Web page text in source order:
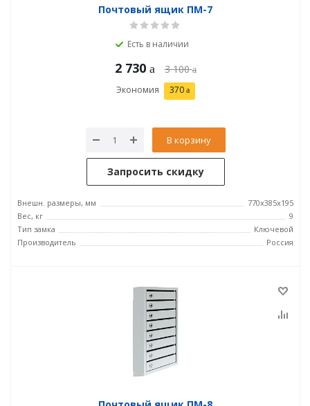
Почтовый ящик ПМ-7
Есть в наличии
2 730 3 100
Экономия 370
В корзину
Запросить скидку
Внешн. размеры, мм
770х385х195
Вес, кг
9
Тип замка
Ключевой
Производитель
Россия